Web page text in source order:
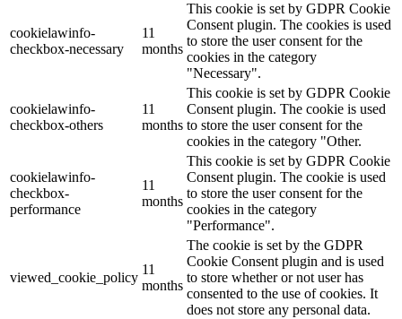
cookielawinfo-
checkbox-necessary
11
months
This cookie is set by GDPR Cookie
Consent plugin. The cookies is used
to store the user consent for the
cookies in the category
"Necessary".
cookielawinfo-
checkbox-others
11
months
This cookie is set by GDPR Cookie
Consent plugin. The cookie is used
to store the user consent for the
cookies in the category "Other.
cookielawinfo-
checkbox-
performance
11
months
This cookie is set by GDPR Cookie
Consent plugin. The cookie is used
to store the user consent for the
cookies in the category
"Performance".
viewed_cookie_policy
11
months
The cookie is set by the GDPR
Cookie Consent plugin and is used
to store whether or not user has
consented to the use of cookies. It
does not store any personal data.